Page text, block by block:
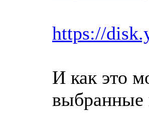
https://
И как это
выбранные